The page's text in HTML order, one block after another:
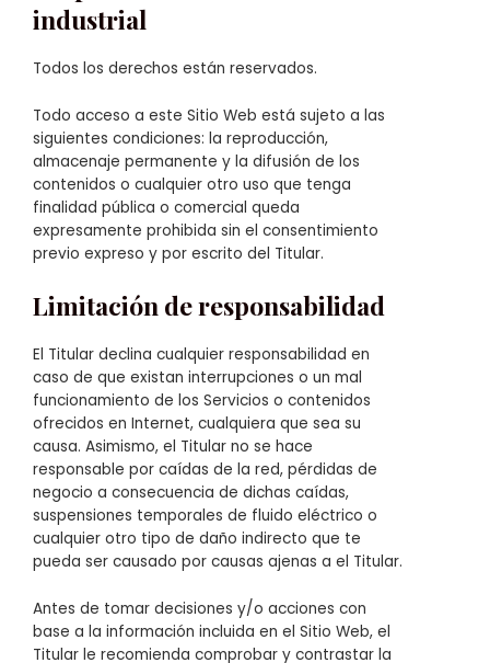
industrial
Todos los derechos están reservados.
Todo acceso a este Sitio Web está sujeto a las
siguientes condiciones: la reproducción,
almacenaje permanente y la difusión de los
contenidos o cualquier otro uso que tenga
finalidad pública o comercial queda
expresamente prohibida sin el consentimiento
previo expreso y por escrito del Titular.
Limitación de responsabilidad
El Titular declina cualquier responsabilidad en
caso de que existan interrupciones o un mal
funcionamiento de los Servicios o contenidos
ofrecidos en Internet, cualquiera que sea su
causa. Asimismo, el Titular no se hace
responsable por caídas de la red, pérdidas de
negocio a consecuencia de dichas caídas,
suspensiones temporales de fluido eléctrico o
cualquier otro tipo de daño indirecto que te
pueda ser causado por causas ajenas a el Titular.
Antes de tomar decisiones y/o acciones con
base a la información incluida en el Sitio Web, el
Titular le recomienda comprobar y contrastar la